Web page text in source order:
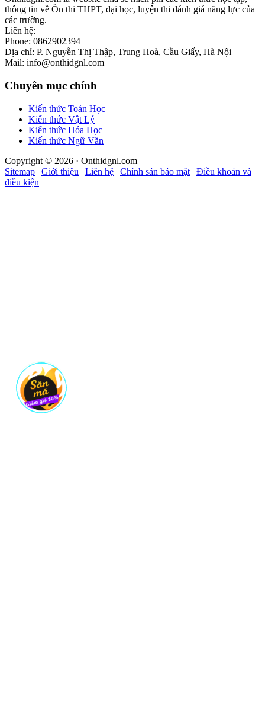
thông tin về Ôn thi THPT, đại học, luyện thi đánh giá năng lực của
các trường.
Liên hệ:
Phone: 0862902394
Địa chỉ: P. Nguyễn Thị Thập, Trung Hoà, Cầu Giấy, Hà Nội
Mail: info@onthidgnl.com
Chuyên mục chính
Kiến thức Toán Học
Kiến thức Vật Lý
Kiến thức Hóa Học
Kiến thức Ngữ Văn
Copyright © 2026 · Onthidgnl.com
Sitemap | Giới thiệu | Liên hệ | Chính sản bảo mật | Điều khoản và
điều kiện